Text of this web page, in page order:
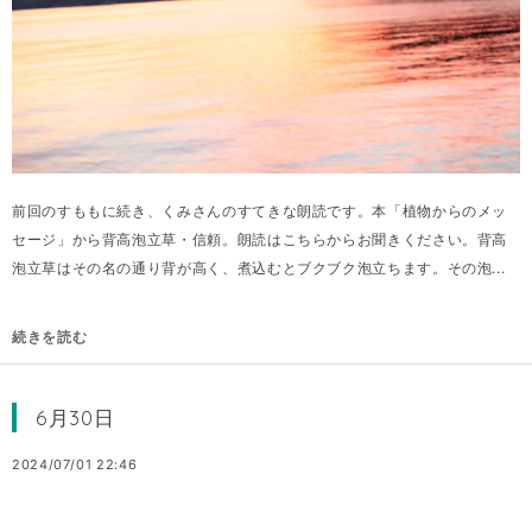
前回のすももに続き、くみさんのすてきな朗読です。本「植物からのメッ
セージ」から背高泡立草・信頼。朗読はこちらからお聞きください。背高
泡立草はその名の通り背が高く、煮込むとブクブク泡立ちます。その泡...
続きを読む
6月30日
2024/07/01 22:46